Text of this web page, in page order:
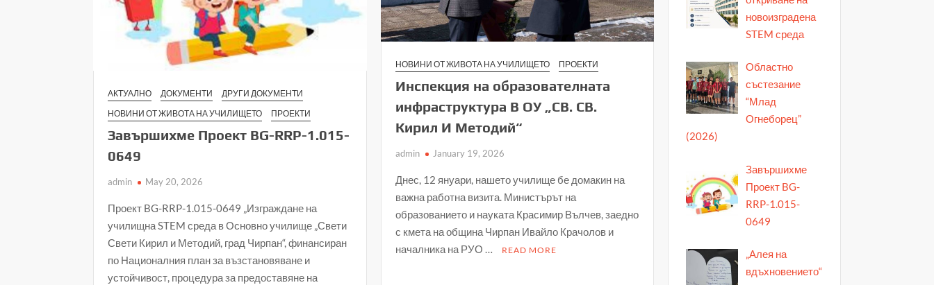
АКТУАЛНО ДОКУМЕНТИ
ДРУГИ ДОКУМЕНТИ
НОВИНИ ОТ ЖИВОТА НА УЧИЛИЩЕТО
ПРОЕКТИ
Завършихме Проект BG-RRP-1.015-
0649
admin May 20, 2026
Проект BG-RRP-1.015-0649 „Изграждане на
училищна STEM среда в Основно училище „Свети
Свети Кирил и Методий, град Чирпан“, финансиран
по Националния план за възстановяване и
устойчивост, процедура за предоставяне на
НОВИНИ ОТ ЖИВОТА НА УЧИЛИЩЕТО ПРОЕКТИ
Инспекция на образователната
инфраструктура В ОУ „СВ. СВ.
Кирил И Методий“
admin January 19, 2026
Днес, 12 януари, нашето училище бе домакин на
важна работна визита. Министърът на
образованието и науката Красимир Вълчев, заедно
с кмета на община Чирпан Ивайло Крачолов и
началника на РУО …
READ MORE
новоизградена
STEM среда
Областно
състезание
“Млад
Огнеборец”
(2026)
Завършихме
Проект BG-
RRP-1.015-
0649
„Алея на
вдъхновението“